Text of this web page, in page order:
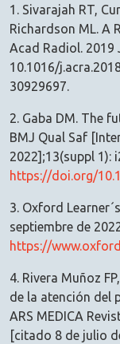
1. Sivarajah RT,
Richardson ML. A
Acad Radiol. 2019
10.1016/
30929697.
2. Gaba DM. The
BMJ Qual Saf
2022];13(suppl 1):
https://doi.org/
3. Oxford
septiembre de
https://
4. Rivera Muñoz
de la atención del
ARS MEDICA
[citado 8 de julio